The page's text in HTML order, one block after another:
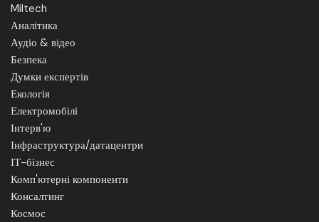
Miltech
Аналітика
Аудіо & відео
Безпека
Думки експертів
Екологія
Електромобілі
Інтерв'ю
Інфраструктура/датацентри
ІТ-бізнес
Комп'ютерні компоненти
Консалтинг
Космос